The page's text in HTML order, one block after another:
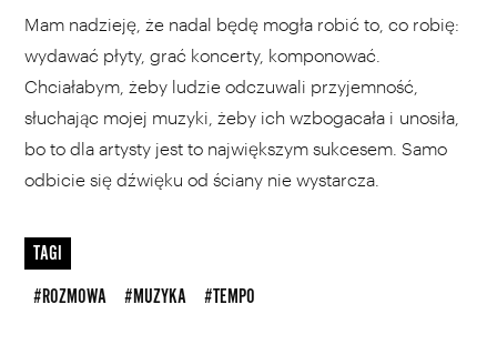
Mam nadzieję, że nadal będę mogła robić to, co robię:
wydawać płyty, grać koncerty, komponować.
Chciałabym, żeby ludzie odczuwali przyjemność,
słuchając mojej muzyki, żeby ich wzbogacała i unosiła,
bo to dla artysty jest to największym sukcesem. Samo
odbicie się dźwięku od ściany nie wystarcza.
TAGI
#ROZMOWA #MUZYKA #TEMPO